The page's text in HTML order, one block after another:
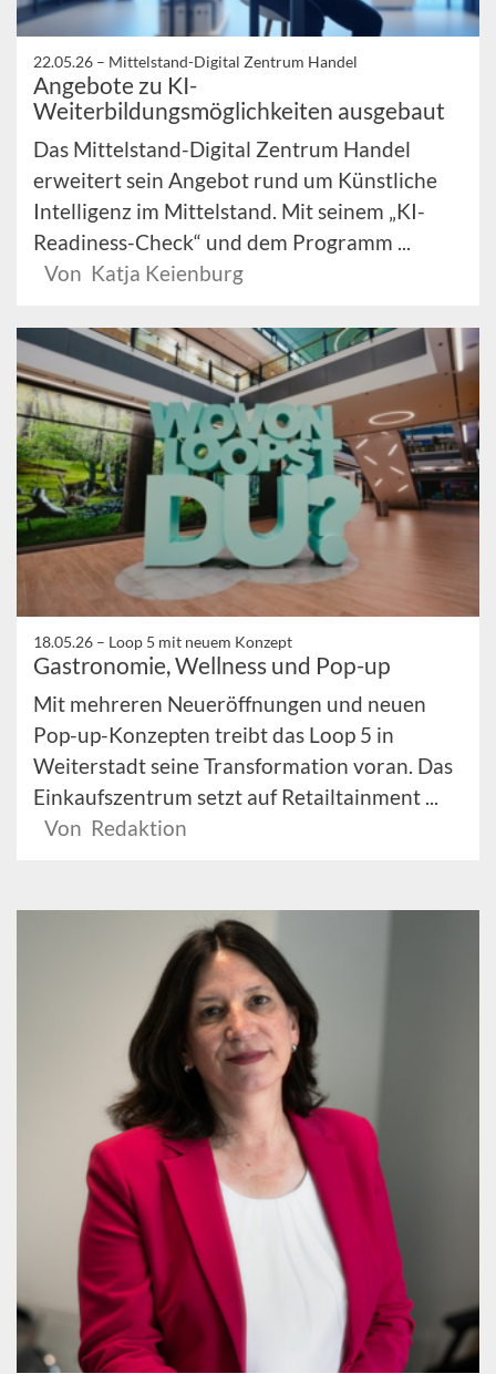
22.05.26 – Mittelstand-Digital Zentrum Handel
Angebote zu KI-
Weiterbildungsmöglichkeiten ausgebaut
Das Mittelstand-Digital Zentrum Handel
erweitert sein Angebot rund um Künstliche
Intelligenz im Mittelstand. Mit seinem „KI-
Readiness-Check“ und dem Programm ...
Von Katja Keienburg
18.05.26 – Loop 5 mit neuem Konzept
Gastronomie, Wellness und Pop-up
Mit mehreren Neueröffnungen und neuen
Pop-up-Konzepten treibt das Loop 5 in
Weiterstadt seine Transformation voran. Das
Einkaufszentrum setzt auf Retailtainment ...
Von Redaktion